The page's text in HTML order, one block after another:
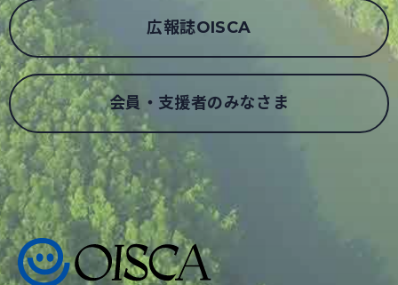
広報誌OISCA
会員・支援者のみなさま